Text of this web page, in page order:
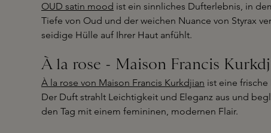
OUD satin mood ist ein sinnliches Dufterlebnis, in
Tiefe von Oud und der weichen Nuance von Styrax
seidige Hülle auf Ihrer Haut anfühlt.
À la rose - Maison Francis
À la rose von Maison Francis Kurkdjian ist eine frische
Der Duft strahlt Leichtigkeit und Eleganz aus und
den Tag mit einem femininen, modernen Flair.